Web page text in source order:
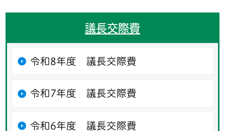
議長交際費
令和8年度 議長交際費
令和7年度 議長交際費
令和6年度 議長交際費